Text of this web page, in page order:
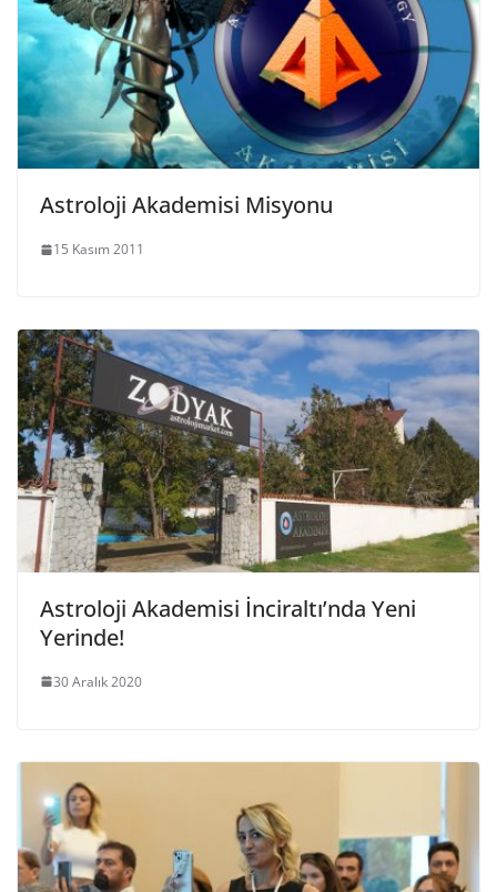
Astroloji Akademisi Misyonu
15 Kasım 2011
Astroloji Akademisi İnciraltı’nda Yeni
Yerinde!
30 Aralık 2020